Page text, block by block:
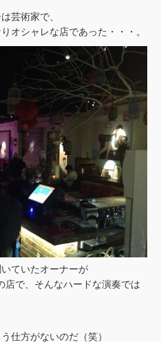
芸術家で、
オシャレな店であった・・・。
ていたオーナーが
店で、そんなハードな演奏では
仕方がないのだ（笑）